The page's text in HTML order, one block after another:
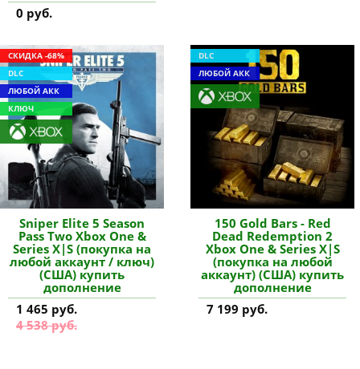
0 руб.
СКИДКА -68%
DLC
ЛЮБОЙ АКК
КЛЮЧ
Sniper Elite 5 Season
Pass Two Xbox One &
Series X|S (покупка на
любой аккаунт / ключ)
(США) купить
дополнение
1 465 руб.
4 538 руб.
DLC
ЛЮБОЙ АКК
150 Gold Bars - Red
Dead Redemption 2
Xbox One & Series X|S
(покупка на любой
аккаунт) (США) купить
дополнение
7 199 руб.